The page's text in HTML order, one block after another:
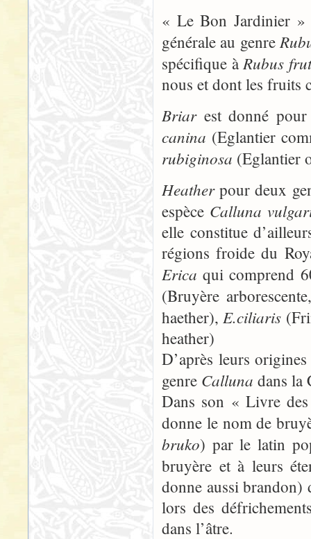
« Le Bon Jardinier
générale au genre
spécifique àRubus
nous et dont les fruits
Briarest donné
canina (Eglantier
rubiginosa (Eglantier
Heatherpour deux
espèce Calluna
elle constitue
régions froide du
Erica qui comprend
(Bruyère
haether),E.ciliaris
heather)
D’après leurs
genre Calluna dans la
Dans son « Livre
donne le nom de
bruko) par le latin
bruyère et à leurs
donne aussi brandon)
lors des
dans l’âtre.